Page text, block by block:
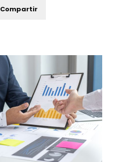
Compartir